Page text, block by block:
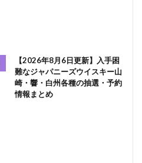
【2026年8月6日更新】入手困
難なジャパニーズウイスキー山
崎・響・白州各種の抽選・予約
情報まとめ